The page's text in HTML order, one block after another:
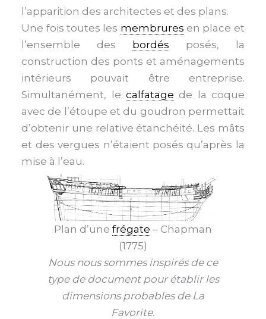
l’apparition des architectes et des plans.
Une fois toutes les membrures en place et
l’ensemble des bordés posés, la
construction des ponts et aménagements
intérieurs pouvait être entreprise.
Simultanément, le calfatage de la coque
avec de l’étoupe et du goudron permettait
d’obtenir une relative étanchéité. Les mâts
et des vergues n’étaient posés qu’après la
mise à l’eau.
Plan d’une frégate – Chapman
(1775)
Nous nous sommes inspirés de ce
type de document pour établir les
dimensions probables de La
Favorite.